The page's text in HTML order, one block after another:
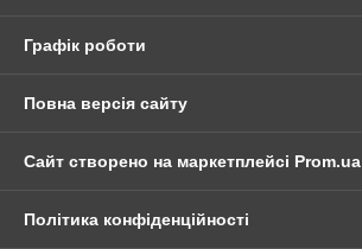
Графік роботи
Повна версія сайту
Сайт створено на маркетплейсі Prom.ua
Політика конфіденційності